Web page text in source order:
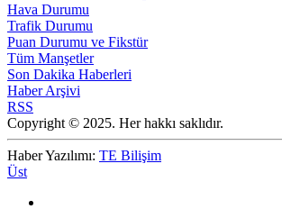
Hava Durumu
Trafik Durumu
Puan Durumu ve Fikstür
Tüm Manşetler
Son Dakika Haberleri
Haber Arşivi
RSS
Copyright © 2025. Her hakkı saklıdır.
Haber Yazılımı: TE Bilişim
Üst